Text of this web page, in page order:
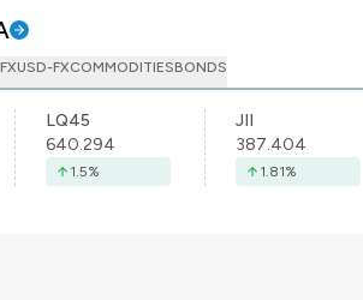
USD-FXCOMMODITIESBONDS
LQ45
640.294
1.5%
JII
387.404
1.81%